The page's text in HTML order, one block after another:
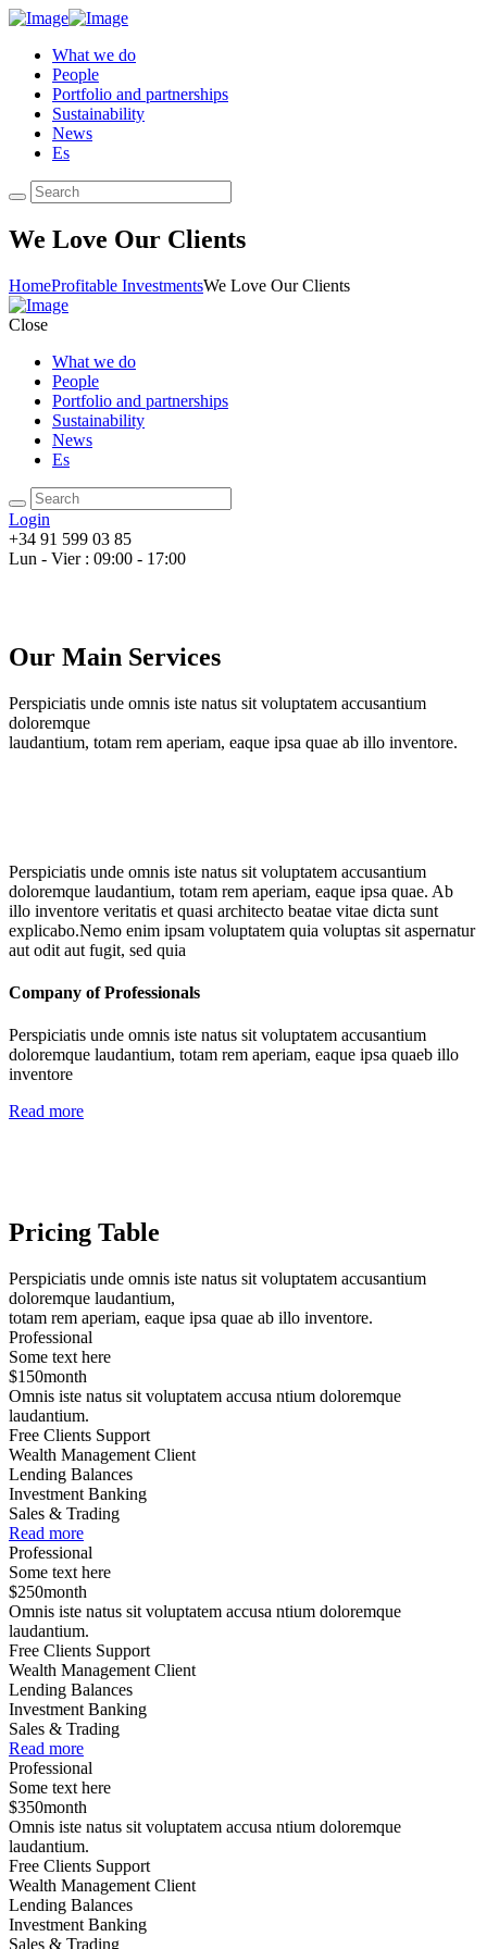
What we do
People
Portfolio and partnerships
Sustainability
News
Es
We Love Our Clients
HomeProfitable InvestmentsWe Love Our Clients
Close
What we do
People
Portfolio and partnerships
Sustainability
News
Es
Login
+34 91 599 03 85
Lun - Vier : 09:00 - 17:00
Our Main Services
Perspiciatis unde omnis iste natus sit voluptatem accusantium
doloremque
laudantium, totam rem aperiam, eaque ipsa quae ab illo inventore.
Perspiciatis unde omnis iste natus sit voluptatem accusantium
doloremque laudantium, totam rem aperiam, eaque ipsa quae. Ab
illo inventore veritatis et quasi architecto beatae vitae dicta sunt
explicabo.Nemo enim ipsam voluptatem quia voluptas sit aspernatur
aut odit aut fugit, sed quia
Company of Professionals
Perspiciatis unde omnis iste natus sit voluptatem accusantium
doloremque laudantium, totam rem aperiam, eaque ipsa quaeb illo
inventore
Read more
Pricing Table
Perspiciatis unde omnis iste natus sit voluptatem accusantium
doloremque laudantium,
totam rem aperiam, eaque ipsa quae ab illo inventore.
Professional
Some text here
$150month
Omnis iste natus sit voluptatem accusa ntium doloremque
laudantium.
Free Clients Support
Wealth Management Client
Lending Balances
Investment Banking
Sales & Trading
Read more
Professional
Some text here
$250month
Omnis iste natus sit voluptatem accusa ntium doloremque
laudantium.
Free Clients Support
Wealth Management Client
Lending Balances
Investment Banking
Sales & Trading
Read more
Professional
Some text here
$350month
Omnis iste natus sit voluptatem accusa ntium doloremque
laudantium.
Free Clients Support
Wealth Management Client
Lending Balances
Investment Banking
Sales & Trading